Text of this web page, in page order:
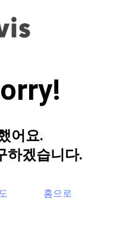
어요.
하겠습니다.
홈으로